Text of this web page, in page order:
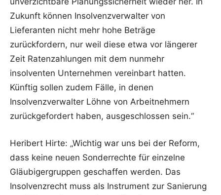
Zukunft können Insolvenzverwalter von
Lieferanten nicht mehr hohe Beträge
zurückfordern, nur weil diese etwa vor längerer
Zeit Ratenzahlungen mit dem nunmehr
insolventen Unternehmen vereinbart hatten.
Künftig sollen zudem Fälle, in denen
Insolvenzverwalter Löhne von Arbeitnehmern
zurückgefordert haben, ausgeschlossen sein.“
Heribert Hirte: „Wichtig war uns bei der Reform,
dass keine neuen Sonderrechte für einzelne
Gläubigergruppen geschaffen werden. Das
Insolvenzrecht muss als Instrument zur Sanierung